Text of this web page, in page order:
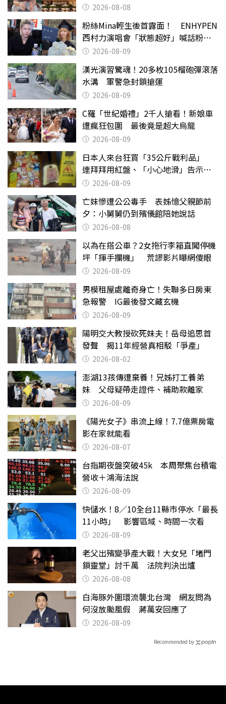
2026-08-08
粉絲Mina輕生後首露面！ ENHYPEN
西村力演唱會「狀態超好」喊話粉
絲：我們心意相通
2026-08-09
漢光演習驚魂！20多枚105榴砲彈滾落
水溝 軍警急封鎖搶運
2026-08-09
C羅「世紀婚禮」2千人搶看！新娘車
遭瘋狂包圍 最後竟是超大烏龍
2026-08-09
日本人來台狂買「35公斤戰利品」
連拜拜用紅盤、「小心地滑」告示牌
也帶回家
2026-08-09
亡妹慘遭公公毒手 表姊憶父親節前
夕：小舅舅仍到殯儀館陪她說話
2026-08-08
以為在搭公車？2女拖行李箱直闖停機
坪「揮手攔機」 荒謬影片曝網傻眼
2026-08-09
男模租屋處離奇身亡！失聯多日房東
急報警 IG最後發文藏玄機
2026-08-09
陽明交大教授砍死妹夫！岳母追思首
發聲 揭11年經營真相駁「爭產」
2026-08-02
澎湖13孩傳遭棄養！兄姊打工養弟
妹 父母疑帶走證件、補助款離家
2026-08-09
《陽光女子》串流上線！7.7億票房電
影在家就能看
2026-08-07
台指期夜盤突破45k 本周聚焦台積電
營收＋鴻海法說
2026-08-09
快儲水！8／10全台11縣市停水「最長
11小時」 影響區域、時間一次看
2026-08-09
老父出殯變爭產大戰！大女兒「堵門
鎖靈堂」討千萬 法院判決出爐
2026-08-08
白海豚外圍環流襲北台灣 網友問為
何沒放颱風假 蔣萬安回應了
2026-08-09
Recommended by